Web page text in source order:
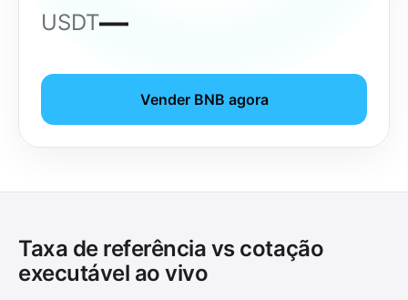
USDT—
Vender BNB agora
Taxa de referência vs cotação
executável ao vivo